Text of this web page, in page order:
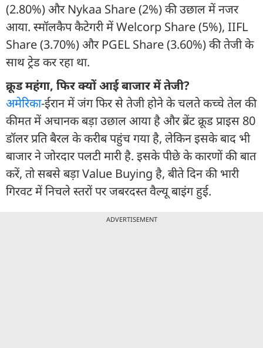
(2.80%) और Nykaa Share (2%) की उछाल में नजर
आया. स्मॉलकैप कैटेगरी में Welcorp Share (5%), IIFL
Share (3.70%) और PGEL Share (3.60%) की तेजी के
साथ ट्रेड कर रहा था.
क्रूड महंगा, फिर क्यों आई बाजार में तेजी?
अमेरिका-ईरान में जंग फिर से तेजी होने के चलते कच्चे तेल की
कीमत में अचानक बड़ा उछाल आया है और ब्रेंट क्रूड प्राइस 80
डॉलर प्रति बैरल के करीब पहुंच गया है, लेकिन इसके बाद भी
बाजार ने जोरदार पलटी मारी है. इसके पीछे के कारणों की बात
करें, तो सबसे बड़ा Value Buying है, बीते दिन की भारी
गिरवट में निचले स्तरों पर जबरदस्त वैल्यू बाइंग हुई.
ADVERTISEMENT